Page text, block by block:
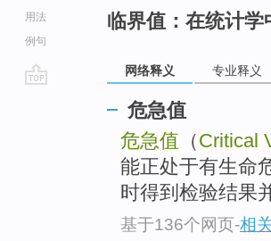
用法
例句
临界值：在统计
网络释义 专业释义
危急值
危急值 （Critical
能正处于有生命
时得到检验结果
基于136个网页-相